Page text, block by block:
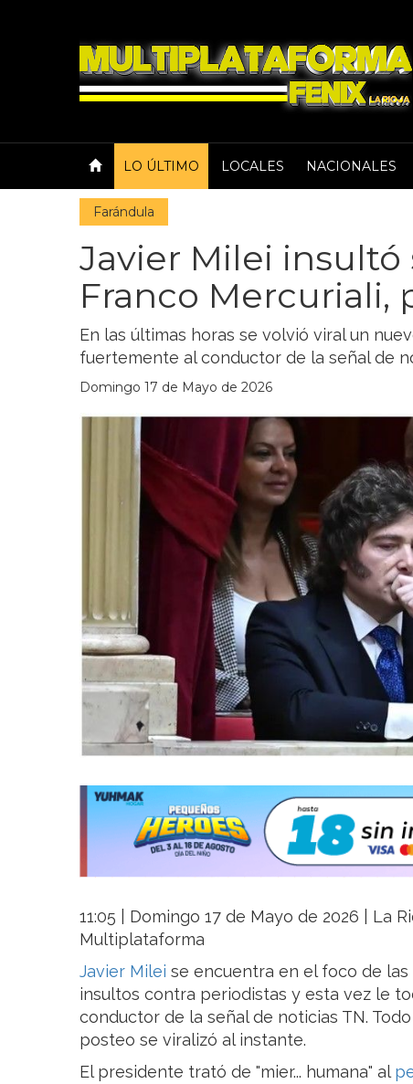
LO ÚLTIMO LOCALES NACIONALES
Farándula
Javier Milei insultó
Franco Mercuriali,
En las últimas horas se volvió viral un
fuertemente al conductor de la señal de
Domingo 17 de Mayo de 2026
11:05 | Domingo 17 de Mayo de 2026 | La
Multiplataforma
Javier Milei se encuentra en el foco de
insultos contra periodistas y esta vez le
conductor de la señal de noticias TN.
posteo se viralizó al instante.
El presidente trató de "mier... humana" al